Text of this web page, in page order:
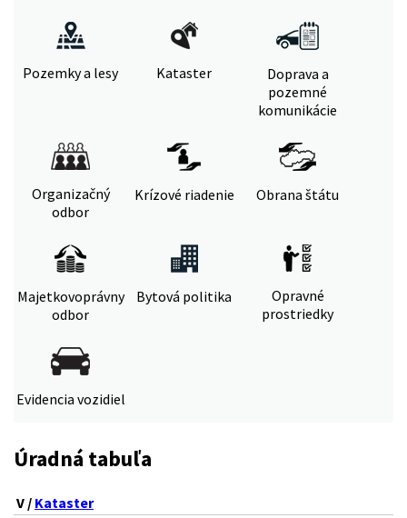
Pozemky a lesy Kataster
Doprava a
pozemné
komunikácie
Organizačný
odbor
Krízové riadenie Obrana štátu
Majetkovoprávny
odbor
Bytová politika
Opravné
prostriedky
Evidencia vozidiel
Úradná tabuľa
V / Kataster